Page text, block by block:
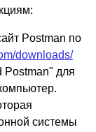
Postman по
downloads/
Postman" для
системы